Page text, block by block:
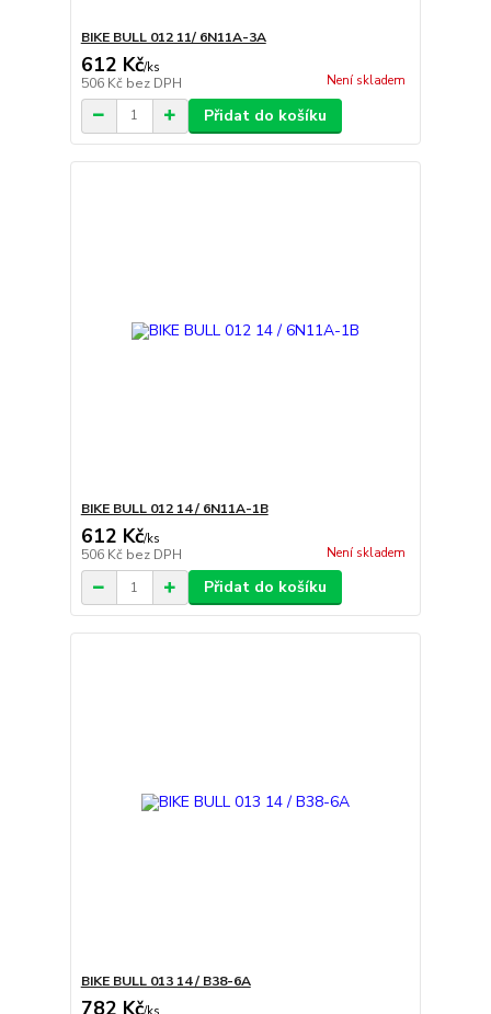
BIKE BULL 012 11/ 6N11A-3A
612 Kč/ks
506 Kč bez DPH Není skladem
Přidat do košíku
BIKE BULL 012 14 / 6N11A-1B
612 Kč/ks
506 Kč bez DPH Není skladem
Přidat do košíku
BIKE BULL 013 14 / B38-6A
782 Kč